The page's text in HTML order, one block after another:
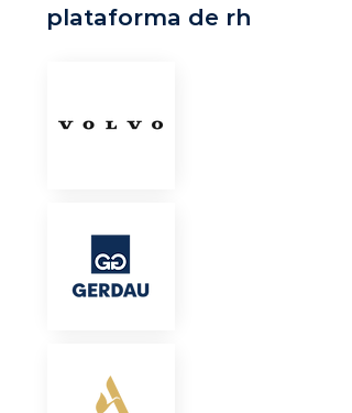
plataforma de rh